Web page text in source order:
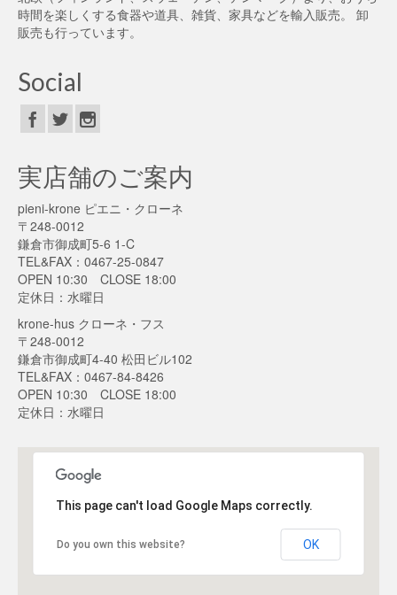
時間を楽しくする食器や道具、雑貨、家具などを輸入販売。 卸
販売も行っています。
Social
実店舗のご案内
pieni-krone ピエニ・クローネ
〒248-0012
鎌倉市御成町5-6 1-C
TEL&FAX：0467-25-0847
OPEN 10:30 CLOSE 18:00
定休日：水曜日
krone-hus クローネ・フス
〒248-0012
鎌倉市御成町4-40 松田ビル102
TEL&FAX：0467-84-8426
OPEN 10:30 CLOSE 18:00
定休日：水曜日
This page can't load Google Maps correctly.
Do you own this website? OK